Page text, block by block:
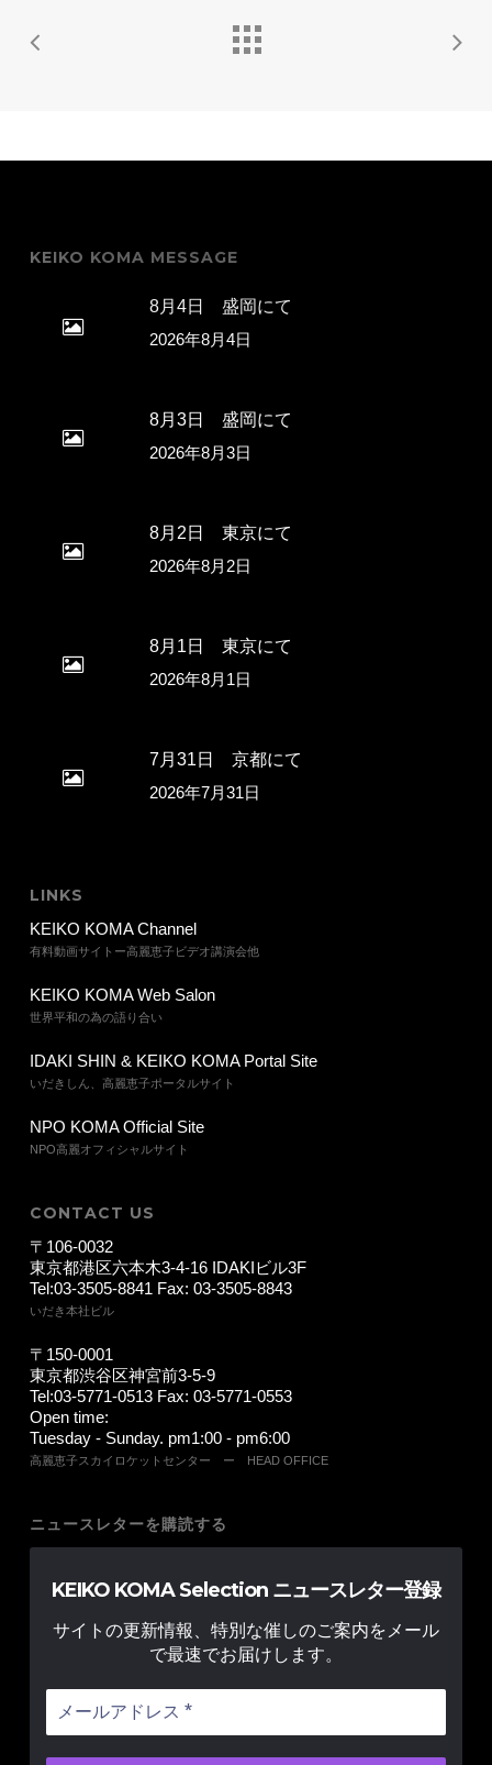
KEIKO KOMA MESSAGE
8月4日 盛岡にて
2026年8月4日
8月3日 盛岡にて
2026年8月3日
8月2日 東京にて
2026年8月2日
8月1日 東京にて
2026年8月1日
7月31日 京都にて
2026年7月31日
LINKS
KEIKO KOMA Channel
有料動画サイトー高麗恵子ビデオ講演会他
KEIKO KOMA Web Salon
世界平和の為の語り合い
IDAKI SHIN & KEIKO KOMA Portal Site
いだきしん、高麗恵子ポータルサイト
NPO KOMA Official Site
NPO高麗オフィシャルサイト
CONTACT US
〒106-0032
東京都港区六本木3-4-16 IDAKIビル3F
Tel:03-3505-8841 Fax: 03-3505-8843
いだき本社ビル
〒150-0001
東京都渋谷区神宮前3-5-9
Tel:03-5771-0513 Fax: 03-5771-0553
Open time:
Tuesday - Sunday. pm1:00 - pm6:00
高麗恵子スカイロケットセンター ー HEAD OFFICE
ニュースレターを購読する
KEIKO KOMA Selection ニュースレター登録
サイトの更新情報、特別な催しのご案内をメール
で最速でお届けします。